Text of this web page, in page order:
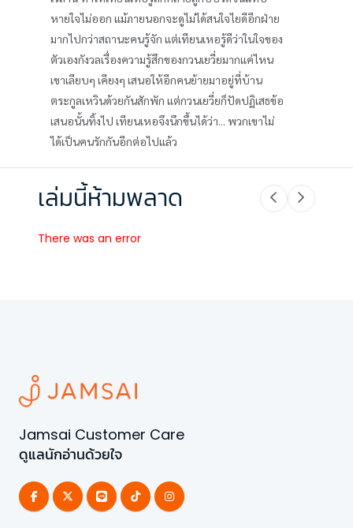
หายใจไม่ออก แม้ภายนอกจะดูไม่ได้สนใจไยดีอีกฝ่าย
มากไปกว่าสถานะคนรู้จัก แต่เทียนเหอรู้ดีว่าในใจของ
ตัวเองกังวลเรื่องความรู้สึกของกวนเยวี่ยมากแค่ไหน
เขาเลียบๆ เคียงๆ เสนอให้อีกคนย้ายมาอยู่ที่บ้าน
ตระกูลเหวินด้วยกันสักพัก แต่กวนเยวี่ยก็ปัดปฏิเสธข้อ
เสนอนั้นทิ้งไป เทียนเหอจึงนึกขึ้นได้ว่า... พวกเขาไม่
ได้เป็นคนรักกันอีกต่อไปแล้ว
เล่มนี้ห้ามพลาด
There was an error
Jamsai Customer Care
ดูแลนักอ่านด้วยใจ